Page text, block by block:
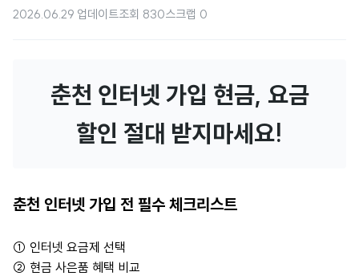
2026.06.29 업데이트조회 830스크랩 0
춘천 인터넷 가입 현금, 요금
할인 절대 받지마세요!
춘천 인터넷 가입 전 필수 체크리스트
① 인터넷 요금제 선택
② 현금 사은품 혜택 비교